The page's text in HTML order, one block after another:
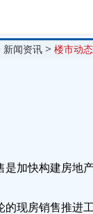
新闻资讯 >楼市动态
是加快构建房地
的现房销售推进